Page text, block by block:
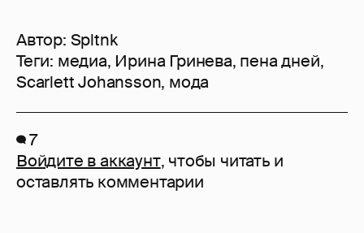
Автор: Spltnk
Теги: медиа, Ирина Гринева, пена дней,
Scarlett Johansson, мода
7
Войдите в аккаунт, чтобы читать и
оставлять комментарии